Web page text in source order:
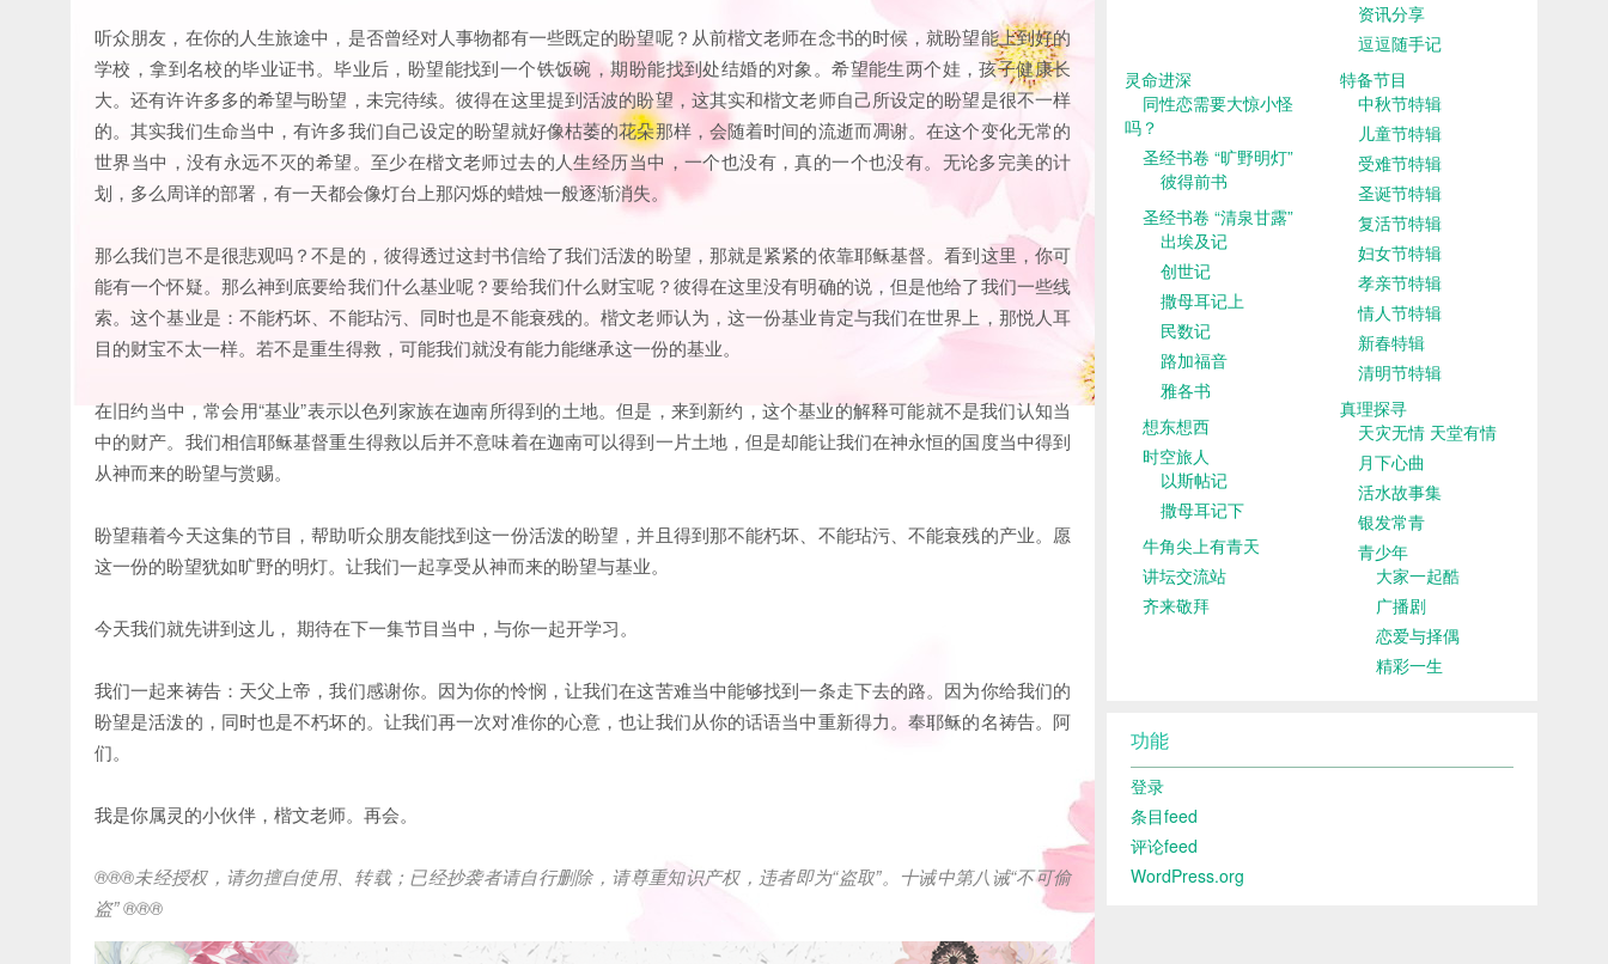
听众朋友，在你的人生旅途中，是否曾经对人事物都有一些既定的盼望呢？从前楷文老师在念书的时候，就盼望能上到好的
学校，拿到名校的毕业证书。毕业后，盼望能找到一个铁饭碗，期盼能找到处结婚的对象。希望能生两个娃，孩子健康长
大。还有许许多多的希望与盼望，未完待续。彼得在这里提到活波的盼望，这其实和楷文老师自己所设定的盼望是很不一样
的。其实我们生命当中，有许多我们自己设定的盼望就好像枯萎的花朵那样，会随着时间的流逝而凋谢。在这个变化无常的
世界当中，没有永远不灭的希望。至少在楷文老师过去的人生经历当中，一个也没有，真的一个也没有。无论多完美的计
划，多么周详的部署，有一天都会像灯台上那闪烁的蜡烛一般逐渐消失。
那么我们岂不是很悲观吗？不是的，彼得透过这封书信给了我们活泼的盼望，那就是紧紧的依靠耶稣基督。看到这里，你可
能有一个怀疑。那么神到底要给我们什么基业呢？要给我们什么财宝呢？彼得在这里没有明确的说，但是他给了我们一些线
索。这个基业是：不能朽坏、不能玷污、同时也是不能衰残的。楷文老师认为，这一份基业肯定与我们在世界上，那悦人耳
目的财宝不太一样。若不是重生得救，可能我们就没有能力能继承这一份的基业。
在旧约当中，常会用“基业”表示以色列家族在迦南所得到的土地。但是，来到新约，这个基业的解释可能就不是我们认知当
中的财产。我们相信耶稣基督重生得救以后并不意味着在迦南可以得到一片土地，但是却能让我们在神永恒的国度当中得到
从神而来的盼望与赏赐。
盼望藉着今天这集的节目，帮助听众朋友能找到这一份活泼的盼望，并且得到那不能朽坏、不能玷污、不能衰残的产业。愿
这一份的盼望犹如旷野的明灯。让我们一起享受从神而来的盼望与基业。
今天我们就先讲到这儿， 期待在下一集节目当中，与你一起开学习。
我们一起来祷告：天父上帝，我们感谢你。因为你的怜悯，让我们在这苦难当中能够找到一条走下去的路。因为你给我们的
盼望是活泼的，同时也是不朽坏的。让我们再一次对准你的心意，也让我们从你的话语当中重新得力。奉耶稣的名祷告。阿
们。
我是你属灵的小伙伴，楷文老师。再会。
®®®未经授权，请勿擅自使用、转载；已经抄袭者请自行删除，请尊重知识产权，违者即为“盗取”。十诫中第八诫“不可偷
盗” ®®®
资讯分享
逗逗随手记
灵命进深
同性恋需要大惊小怪
吗？
圣经书卷 “旷野明灯”
彼得前书
圣经书卷 “清泉甘露”
出埃及记
创世记
撒母耳记上
民数记
路加福音
雅各书
想东想西
时空旅人
以斯帖记
撒母耳记下
牛角尖上有青天
讲坛交流站
齐来敬拜
特备节目
中秋节特辑
儿童节特辑
受难节特辑
圣诞节特辑
复活节特辑
妇女节特辑
孝亲节特辑
情人节特辑
新春特辑
清明节特辑
真理探寻
天灾无情 天堂有情
月下心曲
活水故事集
银发常青
青少年
大家一起酷
广播剧
恋爱与择偶
精彩一生
功能
登录
条目feed
评论feed
WordPress.org